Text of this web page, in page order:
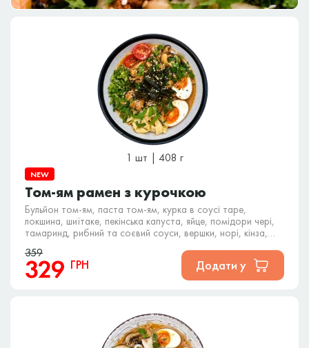
1 шт | 408 г
NEW
Том-ям рамен з курочкою
Бульйон том-ям, паста том-ям, курка в соусі таре,
локшина, шиїтаке, пекінська капуста, яйце, помідори чері,
тамаринд, рибний та соєвий соуси, вершки, норі, кінза,
359
329 ГРН Додати у